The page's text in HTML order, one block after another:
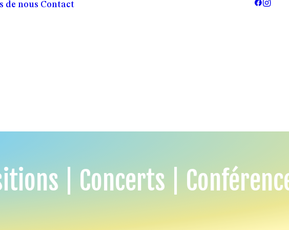
de nous Contact
| Concerts |